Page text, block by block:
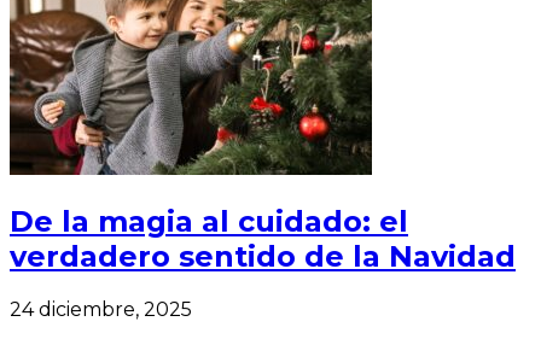
De la magia al cuidado: el
verdadero sentido de la Navidad
24 diciembre, 2025